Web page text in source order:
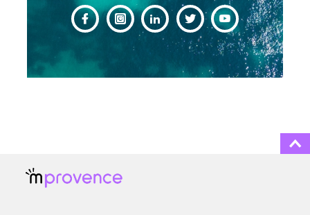
CHANGEMENT DE SEXE :
DES DEMANDES
TOUJOURS PLUS